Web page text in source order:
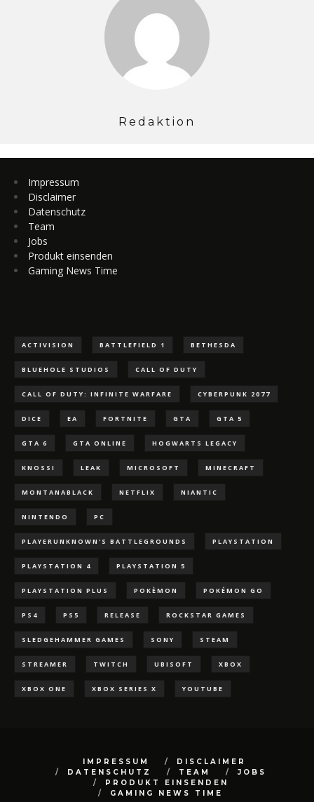
Redaktion
Impressum
Disclaimer
Datenschutz
Team
Jobs
Produkt einsenden
Gaming News Time
ACTIVISION BATTLEFIELD 1 BETHESDA
BLUEHOLE STUDIOS CALL OF DUTY
CALL OF DUTY: INFINITE WARFARE CYBERPUNK 2077
DICE EA FORTNITE GTA GTA 5
GTA 6 GTA ONLINE HOGWARTS LEGACY
KNOSSI LEAK MICROSOFT MINECRAFT
MONTANABLACK NETFLIX NIANTIC
NINTENDO PC
PLAYERUNKNOWN'S BATTLEGROUNDS PLAYSTATION
PLAYSTATION 4 PLAYSTATION 5
PLAYSTATION PLUS POKÈMON POKÉMON GO
PS4 PS5 RELEASE ROCKSTAR GAMES
SLEDGEHAMMER GAMES SONY STEAM
STREAMER TWITCH UBISOFT XBOX
XBOX ONE XBOX SERIES X YOUTUBE
IMPRESSUM
DISCLAIMER
DATENSCHUTZ
TEAM
JOBS
PRODUKT EINSENDEN
GAMING NEWS TIME